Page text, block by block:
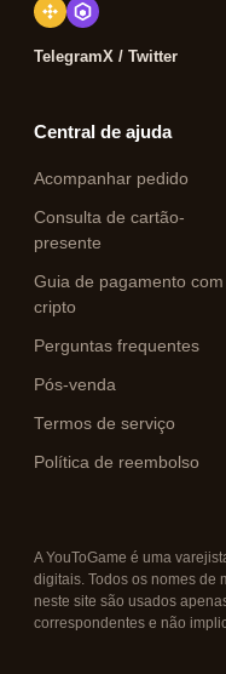
TelegramX / Twitter
Central de ajuda
Acompanhar pedido
Consulta de cartão-
presente
Guia de pagamento com
cripto
Perguntas frequentes
Pós-venda
Termos de serviço
Política de reembolso
A YouToGame é uma
digitais. Todos os nomes de
neste site são usados
correspondentes e não